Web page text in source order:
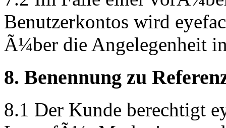
Benutzerkontos wird
Ã¼ber die Angelegenheit
8. Benennung zu
8.1 Der Kunde berechtigt